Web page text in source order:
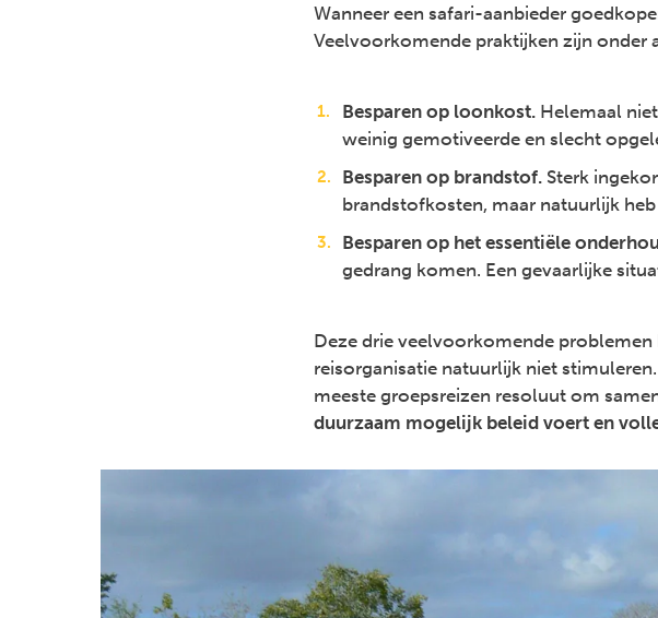
Wanneer een safari-aanbieder
Veelvoorkomende praktijken zijn onder
Besparen op loonkost. Helemaal
weinig gemotiveerde en slecht
Besparen op brandstof. Sterk
brandstofkosten, maar natuurlijk
Besparen op het essentiële
gedrang komen. Een gevaarlijke
Deze drie veelvoorkomende
reisorganisatie natuurlijk niet
meeste groepsreizen resoluut om
duurzaam mogelijk beleid voert en